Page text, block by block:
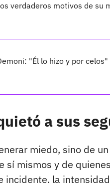
verdaderos motivos de su
"Él lo hizo y por celos"
a sus
miedo, sino de
sí mismos y de
incidente, la